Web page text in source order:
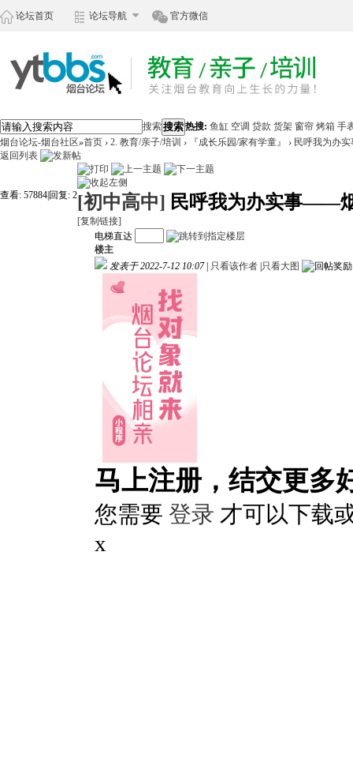
论坛首页 论坛导航 官方微信
搜索搜索热搜: 鱼缸 空调 贷款 货架 窗帘 烤箱 手
烟台论坛-烟台社区»首页 › 2. 教育/亲子/培训 › 『成长乐园/家有学童』 › 民呼我为办
返回列表
查看: 57884 回复: 2[初中高中] 民呼我为办实事——
[复制链接]
电梯直达
楼主
发表于 2022-7-12 10:07
只看该作者 只看大图
马上注册，结交更多
您需要 登录 才可以下载
x